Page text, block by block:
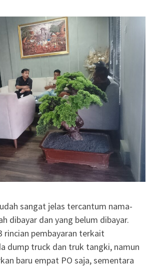
sangat jelas tercantum nama-
dibayar dan yang belum dibayar.
rincian pembayaran terkait
dump truck dan truk tangki, namun
baru empat PO saja, sementara